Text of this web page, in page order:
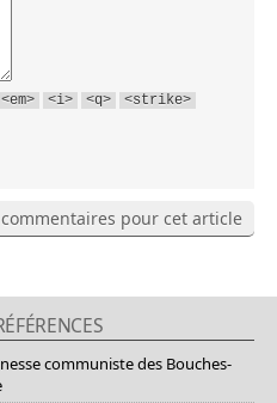
<em> <i> <q>
<strike>
pour cet article
communiste des Bouches-